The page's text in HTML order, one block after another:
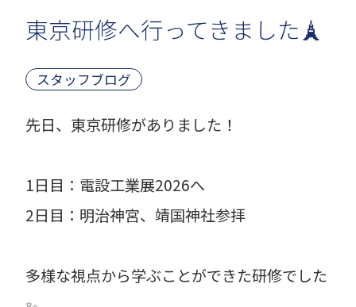
東京研修へ行ってきました🗼
スタッフブログ
先日、東京研修がありました！
1日目：電設工業展2026へ
2日目：明治神宮、靖国神社参拝
多様な視点から学ぶことができた研修でした